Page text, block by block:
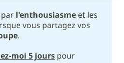
l'enthousiasme et les
vous partagez vos
.
moi 5 jours pour